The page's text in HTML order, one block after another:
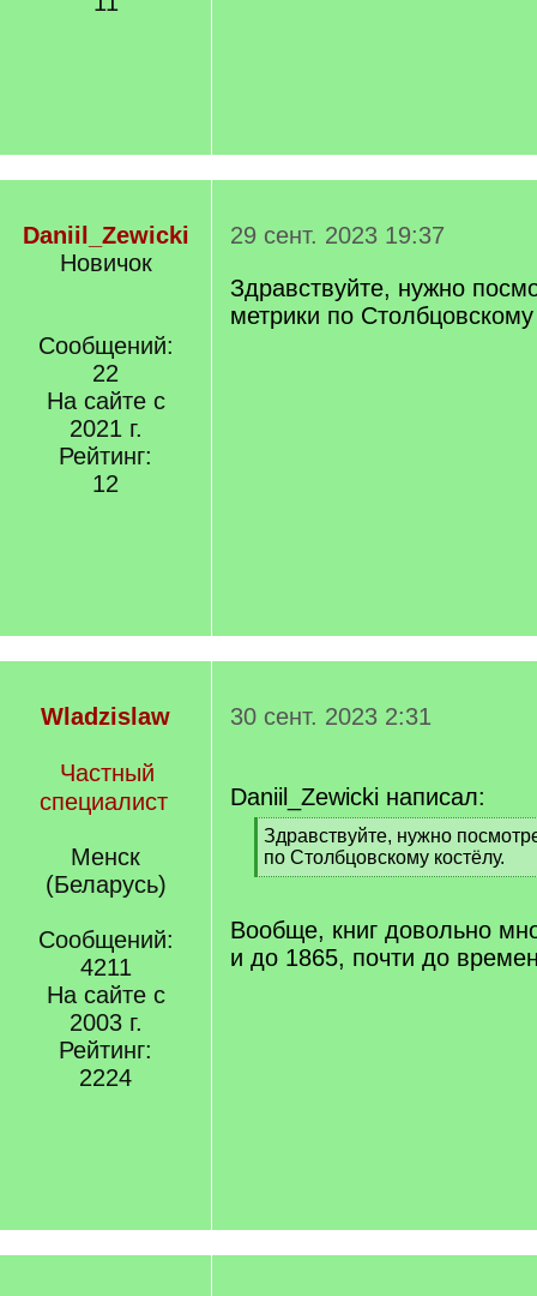
Daniil_Zewicki
Новичок
Сообщений:
22
На сайте с
2021 г.
Рейтинг:
12
29 сент. 2023 19:37
Здравствуйте, нужно
метрики по Столбцовскому
Wladzislaw
Частный
специалист
Менск
(Беларусь)
Сообщений:
4211
На сайте с
2003 г.
Рейтинг:
2224
30 сент. 2023 2:31
Daniil_Zewicki написал:
[
q
]
Здравствуйте, нужно
по Столбцовскому костёлу.
[
q
]
Вообще, книг довольно
и до 1865, почти до